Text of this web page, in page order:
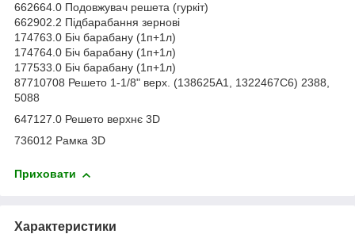
662664.0 Подовжувач решета (гуркіт)
662902.2 Підбарабання зернові
174763.0 Біч барабану (1п+1л)
174764.0 Біч барабану (1п+1л)
177533.0 Біч барабану (1п+1л)
87710708 Решето 1-1/8" верх. (138625A1, 1322467C6) 2388,
5088
647127.0 Решето верхнє 3D
736012 Рамка 3D
Приховати
Характеристики